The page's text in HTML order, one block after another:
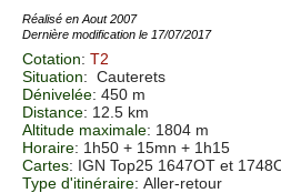
Réalisé en Aout 2007
Dernière modification le 17/07/2017
Cotation: T2
Situation: Cauterets
Dénivelée: 450 m
Distance: 12.5 km
Altitude maximale: 1804 m
Horaire: 1h50 + 15mn + 1h15
Cartes: IGN Top25 1647OT et
Type d'itinéraire: Aller-retour